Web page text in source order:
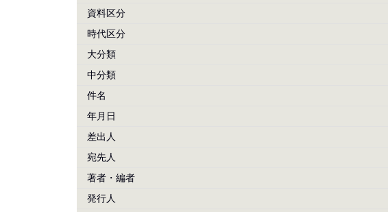
資料区分
時代区分
大分類
中分類
件名
年月日
差出人
宛先人
著者・編者
発行人